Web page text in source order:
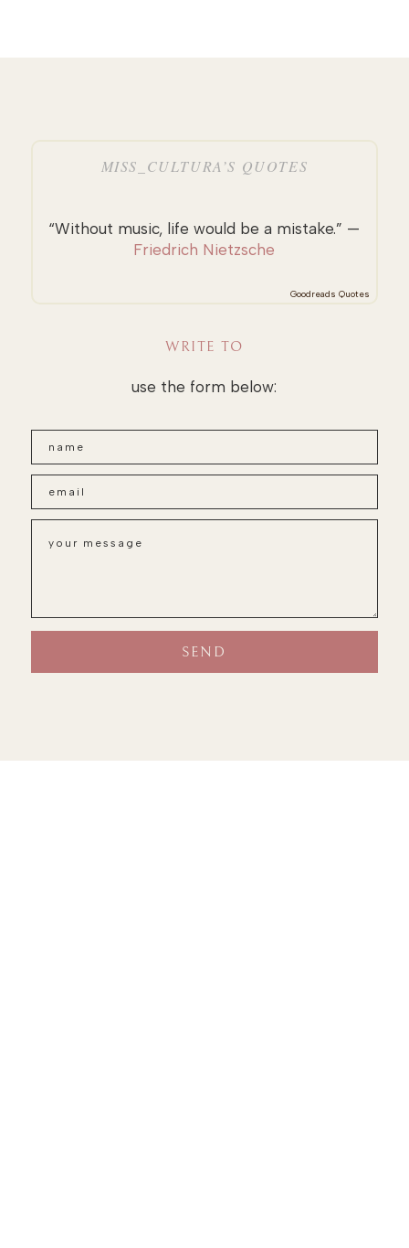
MISS_CULTURA’S QUOTES
“Without music, life would be a mistake.” —
Friedrich Nietzsche
Goodreads Quotes
WRITE TO
use the form below: